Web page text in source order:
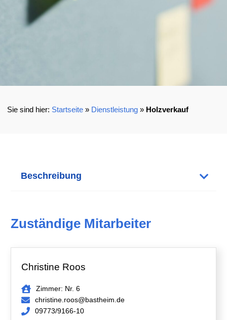
Startseite» Dienstleistung» Holzverkauf
Beschreibung
Zuständige Mitarbeiter
Christine Roos
Zimmer: Nr. 6
christine.roos@bastheim.de
09773/9166-10